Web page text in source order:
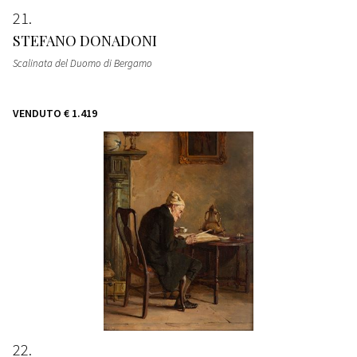
21
STEFANO DONADONI
Scalinata del Duomo di Bergamo
VENDUTO € 1.419
22